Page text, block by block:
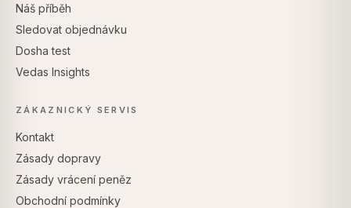
Náš příběh
Sledovat objednávku
Dosha test
Vedas Insights
ZÁKAZNICKÝ SERVIS
Kontakt
Zásady dopravy
Zásady vrácení peněz
Obchodní podmínky